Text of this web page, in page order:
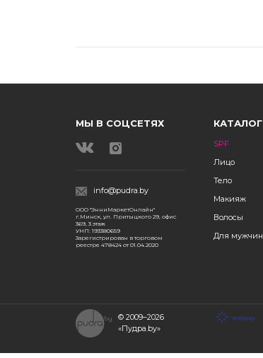
МЫ В СОЦСЕТЯХ
info@pudra.by
ООО "ЭнниМаркетОнлайн"
г.Минск, ул. Притыцкого 29, офис
369, 3 этаж
УНП: 193380659
Зарегистрирован в торговом
реестре 478424 от 01.04.2020
КАТАЛОГ
SPF
Лицо
Тело
Макияж
Волосы
Для мужчин
© 2009–2026
«Пудра.by»